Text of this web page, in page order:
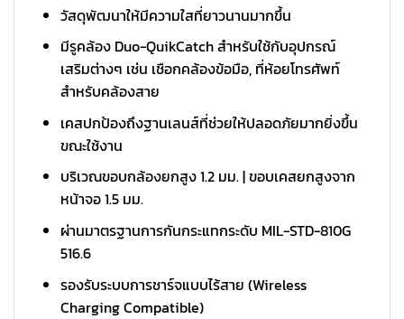
วัสดุพัฒนาให้มีความใสที่ยาวนานมากขึ้น
มีรูคล้อง Duo-QuikCatch สำหรับใช้กับอุปกรณ์
เสริมต่างๆ เช่น เชือกคล้องข้อมือ, ที่ห้อยโทรศัพท์
สำหรับคล้องสาย
เคสปกป้องถึงฐานเลนส์ที่ช่วยให้ปลอดภัยมากยิ่งขึ้น
ขณะใช้งาน
บริเวณขอบกล้องยกสูง 1.2 มม. | ขอบเคสยกสูงจาก
หน้าจอ 1.5 มม.
ผ่านมาตรฐานการกันกระแทกระดับ MIL-STD-810G
516.6
รองรับระบบการชาร์จแบบไร้สาย (Wireless
Charging Compatible)